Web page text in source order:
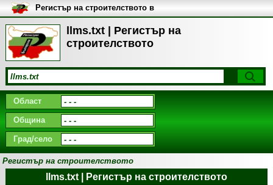
llms.txt | Регистър на
строителството
Регистър на строителството в
България
Област
Община
Град/село
Регистър на строителството
llms.txt | Регистър на строителството